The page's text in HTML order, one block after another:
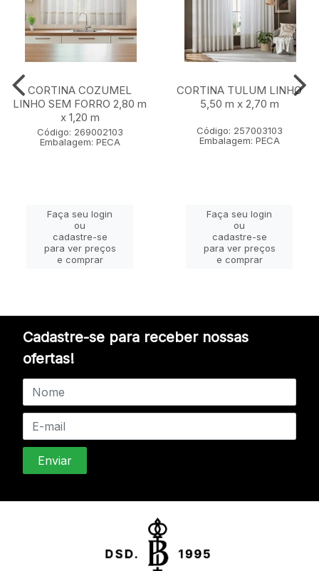
CORTINA COZUMEL
LINHO SEM FORRO 2,80 m
x 1,20 m
Código: 269002103
Embalagem: PECA
Faça seu login
ou
cadastre-se
para ver preços
e comprar
CORTINA TULUM LINHO
5,50 m x 2,70 m
Código: 257003103
Embalagem: PECA
Faça seu login
ou
cadastre-se
para ver preços
e comprar
Cadastre-se para receber nossas
ofertas!